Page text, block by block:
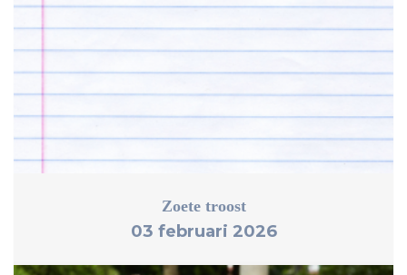
Zoete troost
03 februari 2026